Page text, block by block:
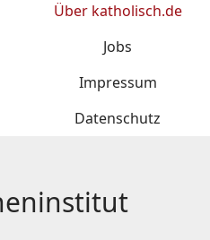
Über katholisch.de
Jobs
Impressum
Datenschutz